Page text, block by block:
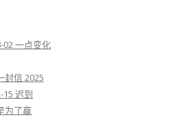
02 一点变化
封信 2025
15 迟到
为了赢